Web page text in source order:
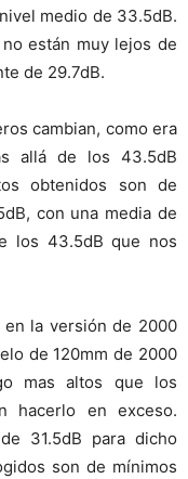
medio de 33.5dB.
están muy lejos de
de 29.7dB.
cambian, como era
allá de los 43.5dB
obtenidos son de
con una media de
los 43.5dB que nos
en la versión de 2000
de 120mm de 2000
mas altos que los
hacerlo en exceso.
31.5dB para dicho
son de mínimos